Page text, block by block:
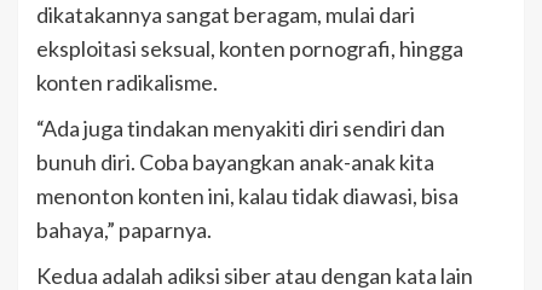
dikatakannya sangat beragam, mulai dari
eksploitasi seksual, konten pornografi, hingga
konten radikalisme.
“Ada juga tindakan menyakiti diri sendiri dan
bunuh diri. Coba bayangkan anak-anak kita
menonton konten ini, kalau tidak diawasi, bisa
bahaya,” paparnya.
Kedua adalah adiksi siber atau dengan kata lain